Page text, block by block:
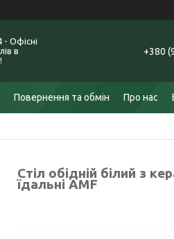
- Офісні
в
+380
Повернення та обмін Про нас
Стіл обідній білий з
їдальні AMF